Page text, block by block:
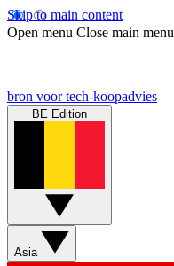
Skip to main content
Open menu Close main menu
bron voor tech-koopadvies
BE Edition
Asia